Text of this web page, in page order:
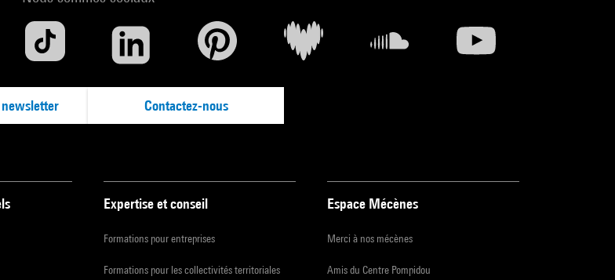
Contactez-nous
Expertise et conseil
Formations pour entreprises
Formations pour les collectivités territoriales
Espace Mécènes
Merci à nos mécènes
Amis du Centre Pompidou